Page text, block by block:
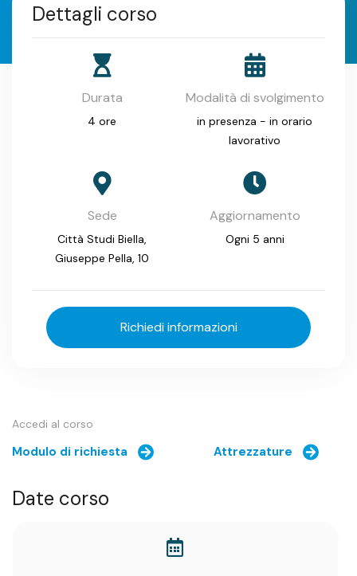
Dettagli corso
Durata
4 ore
Modalità di svolgimento
in presenza - in orario
lavorativo
Sede
Città Studi Biella,
Giuseppe Pella, 10
Aggiornamento
Ogni 5 anni
Richiedi informazioni
Accedi al corso
Modulo di richiesta Attrezzature
Date corso